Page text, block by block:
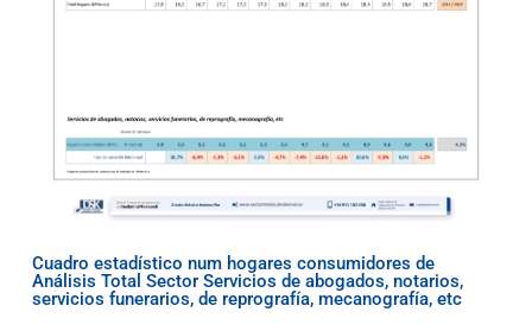
Cuadro estadístico num hogares consumidores de
Análisis Total Sector Servicios de abogados, notarios,
servicios funerarios, de reprografía, mecanografía, etc